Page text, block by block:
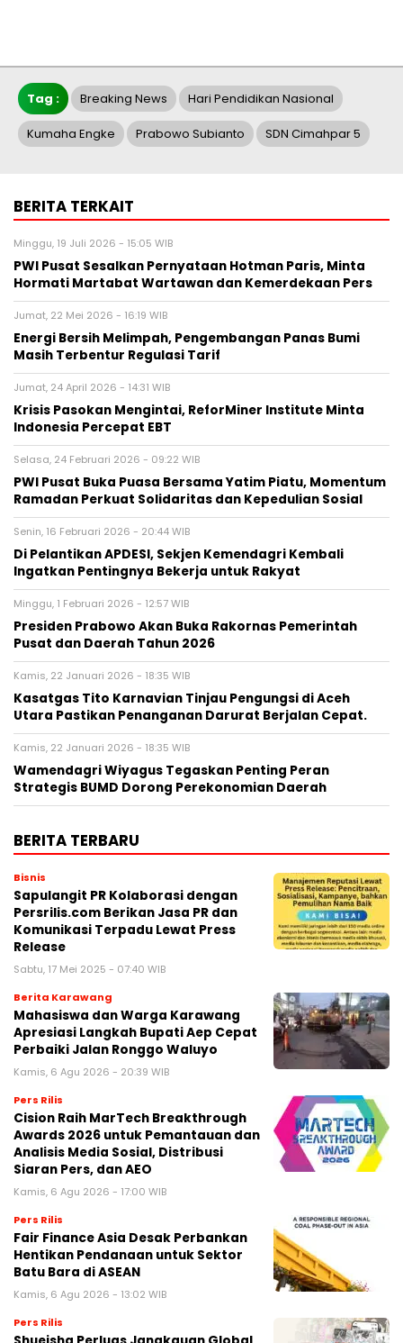
Tag : Breaking News Hari Pendidikan Nasional
Kumaha Engke Prabowo Subianto SDN Cimahpar 5
BERITA TERKAIT
Minggu, 19 Juli 2026 - 15:05 WIB
PWI Pusat Sesalkan Pernyataan Hotman Paris, Minta
Hormati Martabat Wartawan dan Kemerdekaan Pers
Jumat, 22 Mei 2026 - 16:19 WIB
Energi Bersih Melimpah, Pengembangan Panas Bumi
Masih Terbentur Regulasi Tarif
Jumat, 24 April 2026 - 14:31 WIB
Krisis Pasokan Mengintai, ReforMiner Institute Minta
Indonesia Percepat EBT
Selasa, 24 Februari 2026 - 09:22 WIB
PWI Pusat Buka Puasa Bersama Yatim Piatu, Momentum
Ramadan Perkuat Solidaritas dan Kepedulian Sosial
Senin, 16 Februari 2026 - 20:44 WIB
Di Pelantikan APDESI, Sekjen Kemendagri Kembali
Ingatkan Pentingnya Bekerja untuk Rakyat
Minggu, 1 Februari 2026 - 12:57 WIB
Presiden Prabowo Akan Buka Rakornas Pemerintah
Pusat dan Daerah Tahun 2026
Kamis, 22 Januari 2026 - 18:35 WIB
Kasatgas Tito Karnavian Tinjau Pengungsi di Aceh
Utara Pastikan Penanganan Darurat Berjalan Cepat.
Kamis, 22 Januari 2026 - 18:35 WIB
Wamendagri Wiyagus Tegaskan Penting Peran
Strategis BUMD Dorong Perekonomian Daerah
BERITA TERBARU
Bisnis
Sapulangit PR Kolaborasi dengan
Persrilis.com Berikan Jasa PR dan
Komunikasi Terpadu Lewat Press
Release
Sabtu, 17 Mei 2025 - 07:40 WIB
Berita Karawang
Mahasiswa dan Warga Karawang
Apresiasi Langkah Bupati Aep Cepat
Perbaiki Jalan Ronggo Waluyo
Kamis, 6 Agu 2026 - 20:39 WIB
Pers Rilis
Cision Raih MarTech Breakthrough
Awards 2026 untuk Pemantauan dan
Analisis Media Sosial, Distribusi
Siaran Pers, dan AEO
Kamis, 6 Agu 2026 - 17:00 WIB
Pers Rilis
Fair Finance Asia Desak Perbankan
Hentikan Pendanaan untuk Sektor
Batu Bara di ASEAN
Kamis, 6 Agu 2026 - 13:02 WIB
Pers Rilis